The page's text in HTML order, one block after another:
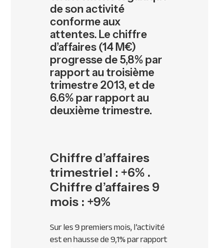
de son activité
conforme aux
attentes. Le chiffre
d’affaires (14 M€)
progresse de 5,8% par
rapport au troisième
trimestre 2013, et de
6.6% par rapport au
deuxième trimestre.
Chiffre d’affaires
trimestriel : +6% .
Chiffre d’affaires 9
mois : +9%
Sur les 9 premiers mois, l’activité
est en hausse de 9,1% par rapport